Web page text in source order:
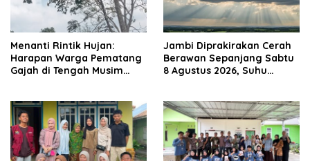
Menanti Rintik Hujan:
Harapan Warga Pematang
Gajah di Tengah Musim
Jambi Diprakirakan Cerah
Berawan Sepanjang Sabtu
8 Agustus 2026, Suhu